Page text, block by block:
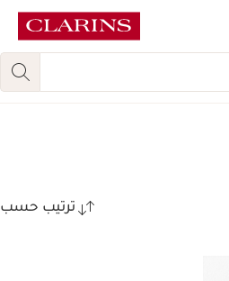
تخط إلى المحتوى
ترتيب حسب